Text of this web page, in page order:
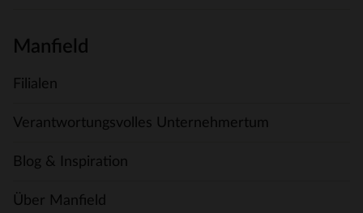
Manfield
Filialen
Verantwortungsvolles Unternehmertum
Blog & Inspiration
Über Manfield